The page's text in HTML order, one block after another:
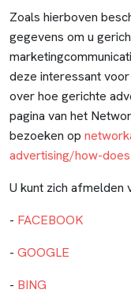
Zoals hierboven
gegevens om u
deze interessant
over hoe gerichte
pagina van het
bezoeken op
advertising/how-
U kunt zich afmelden
- FACEBOOK
- GOOGLE
- BING